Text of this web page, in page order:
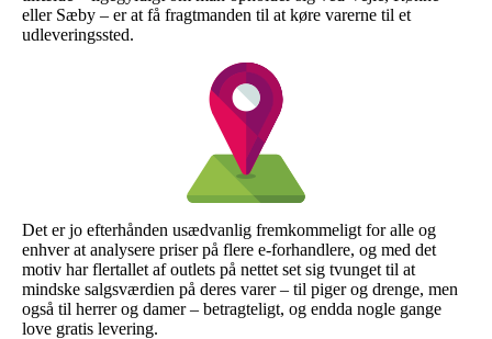
eller Sæby – er at få fragtmanden til at køre varerne til et
udleveringssted.
Det er jo efterhånden usædvanlig fremkommeligt for alle og
enhver at analysere priser på flere e-forhandlere, og med det
motiv har flertallet af outlets på nettet set sig tvunget til at
mindske salgsværdien på deres varer – til piger og drenge, men
også til herrer og damer – betragteligt, og endda nogle gange
love gratis levering.